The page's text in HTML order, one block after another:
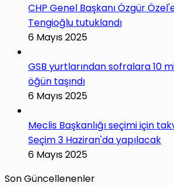
CHP Genel Başkanı Özgür
Tengioğlu tutuklandı
6 Mayıs 2025
GSB yurtlarından sofralara 10
öğün taşındı
6 Mayıs 2025
Meclis Başkanlığı seçimi için
Seçim 3 Haziran'da yapılacak
6 Mayıs 2025
Son Güncellenenler